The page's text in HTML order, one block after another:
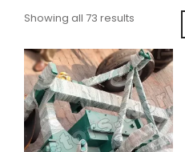
Showing all 73 results